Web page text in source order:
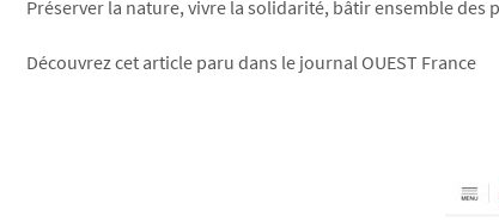
Préserver la nature, vivre la solidarité, bâtir ensemble des
Découvrez cet article paru dans le journal OUEST France